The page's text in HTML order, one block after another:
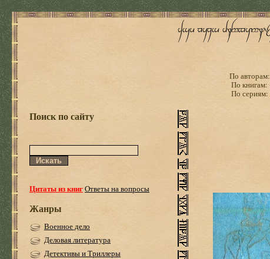
По авторам:
По книгам:
По сериям:
Поиск по сайту
Цитаты из книгОтветы на вопросы
Жанры
Военное дело
Деловая литература
Детективы и Триллеры